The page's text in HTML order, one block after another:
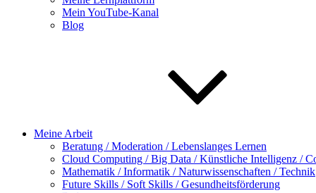
Mein YouTube-Kanal
Blog
Meine Arbeit
Beratung / Moderation / Lebenslanges Lernen
Cloud Computing / Big Data / Künstliche Intelligenz /
Mathematik / Informatik / Naturwissenschaften / Technik
Future Skills / Soft Skills / Gesundheitsförderung